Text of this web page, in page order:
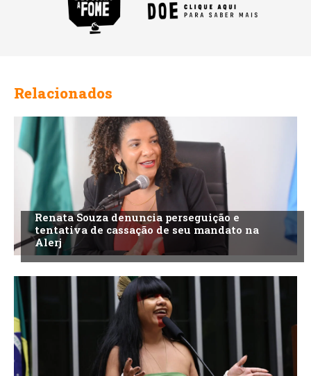
Relacionados
Renata Souza denuncia perseguição e
tentativa de cassação de seu mandato na
Alerj